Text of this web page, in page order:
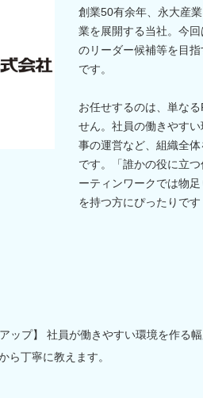
創業50有余年、永大産
業を展開する当社。今
のリーダー候補等を目
です。
お任せするのは、単な
せん。社員の働きやす
事の運営など、組織全
です。「誰かの役に立
ーティンワークでは物
を持つ方にぴったりです
ップ】 社員が働きやすい環境を作る
ら丁寧に教えます。